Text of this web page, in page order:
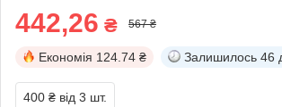
442,26 ₴ 567 ₴
Економія 124.74 ₴ Залишилось 46
400 ₴ від 3 шт.